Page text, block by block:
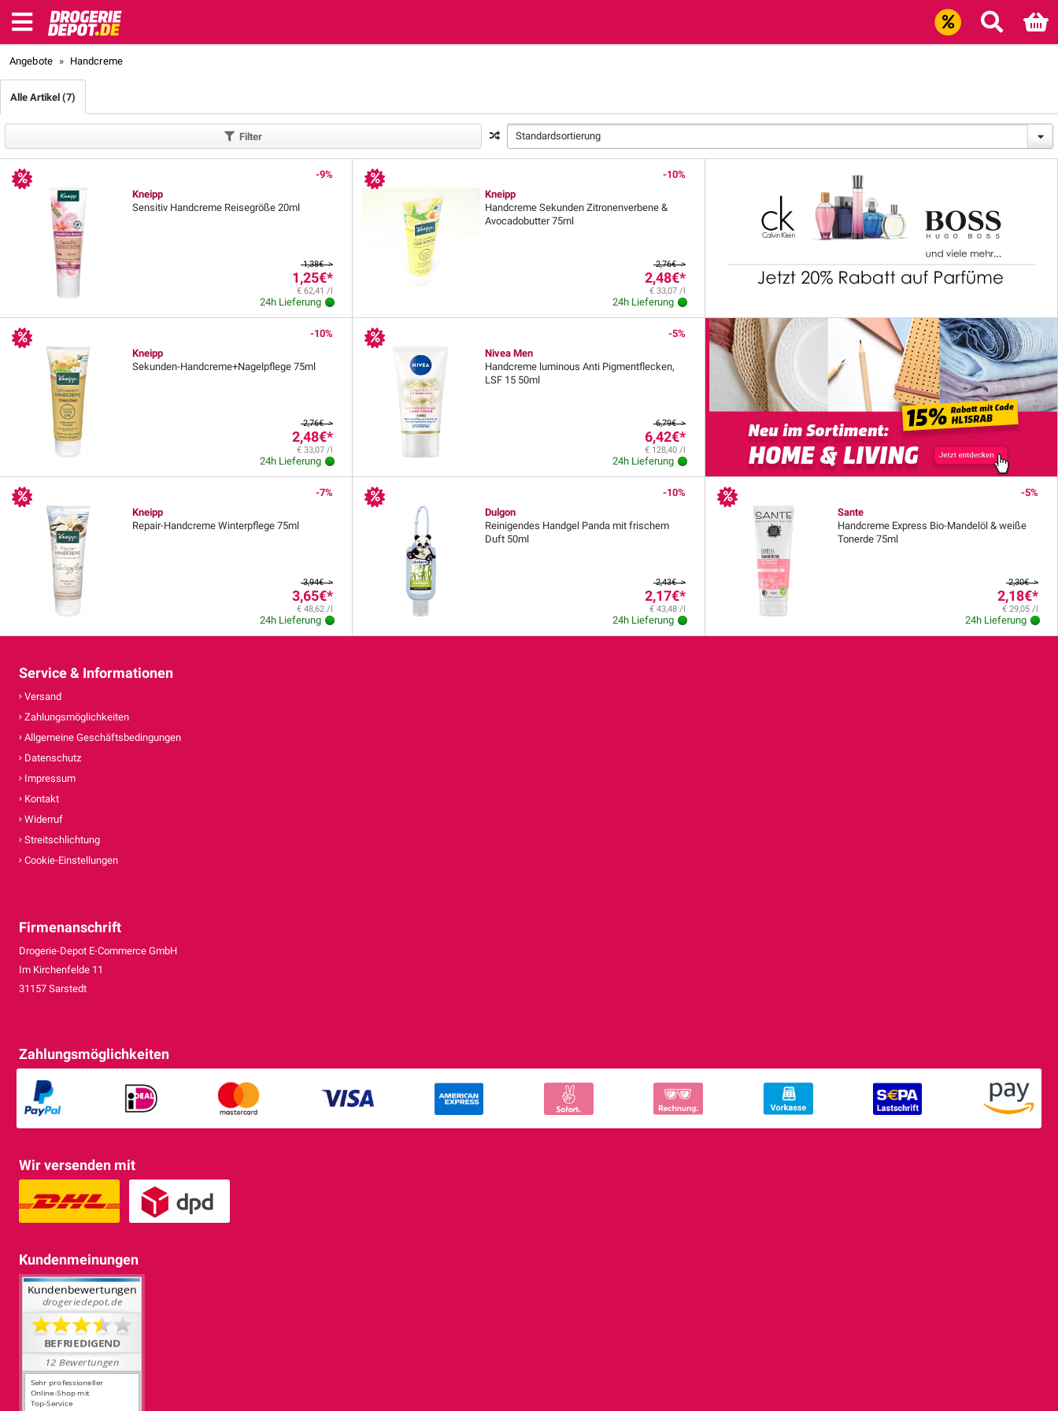
Angebote » Handcreme
Alle Artikel (7)
Filter Standardsortierung
Kneipp
Sensitiv Handcreme Reisegröße 20ml
1,38€ >
1,25€*
€ 62,41 /l
24h Lieferung
-9%
Kneipp
Handcreme Sekunden Zitronenverbene &
Avocadobutter 75ml
2,76€ >
2,48€*
€ 33,07 /l
24h Lieferung
-10%
Kneipp
Sekunden-Handcreme+Nagelpflege 75ml
2,76€ >
2,48€*
€ 33,07 /l
24h Lieferung
-10%
Nivea Men
Handcreme luminous Anti Pigmentflecken,
LSF 15 50ml
6,79€ >
6,42€*
€ 128,40 /l
24h Lieferung
-5%
Kneipp
Repair-Handcreme Winterpflege 75ml
3,94€ >
3,65€*
€ 48,62 /l
24h Lieferung
-7%
Dulgon
Reinigendes Handgel Panda mit frischem
Duft 50ml
2,43€ >
2,17€*
€ 43,48 /l
24h Lieferung
-10%
Sante
Handcreme Express Bio-Mandelöl & weiße
Tonerde 75ml
2,30€ >
2,18€*
€ 29,05 /l
24h Lieferung
-5%
Service & Informationen
Versand
Zahlungsmöglichkeiten
Allgemeine Geschäftsbedingungen
Datenschutz
Impressum
Kontakt
Widerruf
Streitschlichtung
Cookie-Einstellungen
Firmenanschrift
Drogerie-Depot E-Commerce GmbH
Im Kirchenfelde 11
31157 Sarstedt
Zahlungsmöglichkeiten
Wir versenden mit
Kundenmeinungen